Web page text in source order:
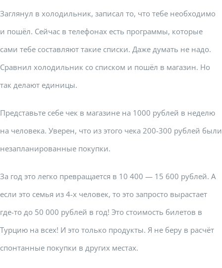
Заглянул в холодильник, записал то, что тебе необходимо
и пошёл. Сейчас в телефонах есть программы, которые
сами тебе составляют такие списки. Даже думать не надо.
Сравнил холодильник со списком и пошёл в магазин. Но
так делают единицы.
Представьте себе чек в магазине на 1000 рублей в неделю
на человека. Уверен, что из этого чека 200-300 рублей были
незапланированные покупки.
За год это легко превращается в 10 400 — 15 600 рублей. А
если это семья из 4-х человек, то это запросто вырастает
где-то до 50 000 рублей в год! Это стоимость билетов в
Турцию на всех! И это только продукты. Я не беру в расчёт
спонтанные покупки в других местах.